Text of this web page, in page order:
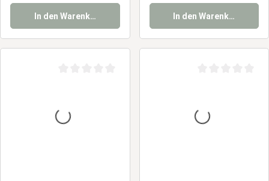
In den Warenkorb In den Warenkorb